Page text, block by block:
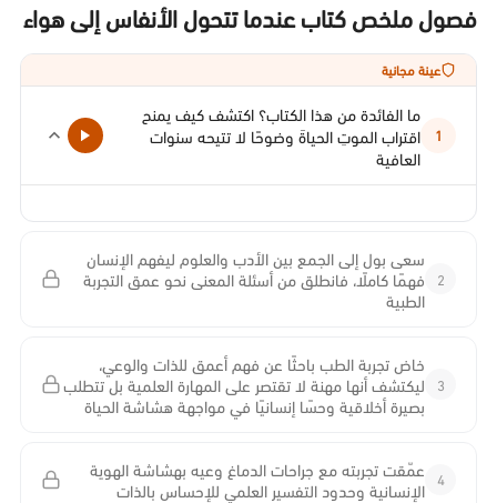
فصول ملخص كتاب عندما تتحول الأنفاس إلى هواء
عينة مجانية
1
ما الفائدة من هذا الكتاب؟ اكتشف كيف يمنح
اقتراب الموتِ الحياةَ وضوحًا لا تتيحه سنوات
العافية
2
سعى بول إلى الجمع بين الأدب والعلوم ليفهم الإنسان
فهمًا كاملًا، فانطلق من أسئلة المعنى نحو عمق التجربة
الطبية
3
خاض تجربة الطب باحثًا عن فهم أعمق للذات والوعي،
ليكتشف أنها مهنة لا تقتصر على المهارة العلمية بل تتطلب
بصيرة أخلاقية وحسًا إنسانيًا في مواجهة هشاشة الحياة
4 عمّقت تجربته مع جراحات الدماغ وعيه بهشاشة الهوية
الإنسانية وحدود التفسير العلمي للإحساس بالذات